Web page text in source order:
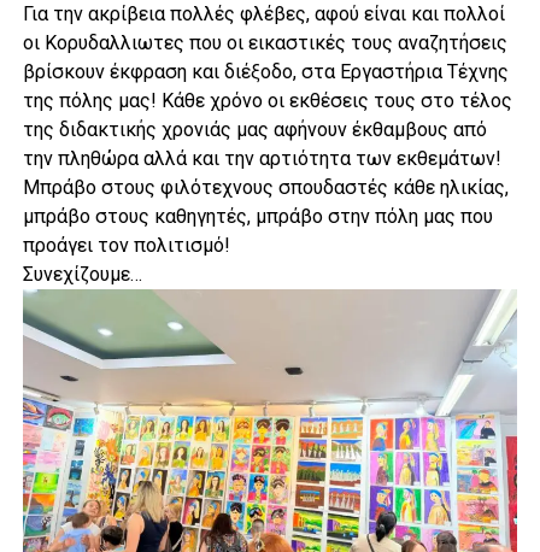
Για την ακρίβεια πολλές φλέβες, αφού είναι και πολλοί
οι Κορυδαλλιωτες που οι εικαστικές τους αναζητήσεις
βρίσκουν έκφραση και διέξοδο, στα Εργαστήρια Τέχνης
της πόλης μας! Κάθε χρόνο οι εκθέσεις τους στο τέλος
της διδακτικής χρονιάς μας αφήνουν έκθαμβους από
την πληθώρα αλλά και την αρτιότητα των εκθεμάτων!
Μπράβο στους φιλότεχνους σπουδαστές κάθε ηλικίας,
μπράβο στους καθηγητές, μπράβο στην πόλη μας που
προάγει τον πολιτισμό!
Συνεχίζουμε…